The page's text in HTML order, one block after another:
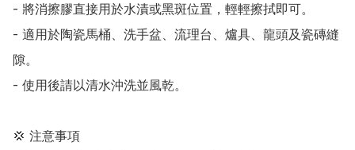
- 將消擦膠直接用於水漬或黑斑位置，輕輕擦拭即可。
- 適用於陶瓷馬桶、洗手盆、流理台、爐具、龍頭及瓷磚縫
隙。
- 使用後請以清水沖洗並風乾。
💢 注意事項